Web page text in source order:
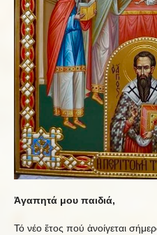
Ἀγαπητά μου παιδιά,
Τό νέο ἔτος πού ἀνοίγεται